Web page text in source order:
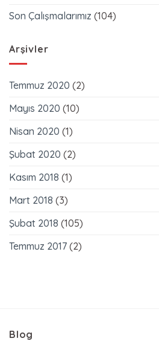
Son Çalışmalarımız (104)
Arşivler
Temmuz 2020 (2)
Mayıs 2020 (10)
Nisan 2020 (1)
Şubat 2020 (2)
Kasım 2018 (1)
Mart 2018 (3)
Şubat 2018 (105)
Temmuz 2017 (2)
Blog